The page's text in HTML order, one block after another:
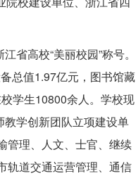
省高校“美丽校园”称号。
总值1.97亿元，图书馆藏
学生10800余人。学校现
教学创新团队立项建设单
管理、人文、士官、继续
轨道交通运营管理、通信